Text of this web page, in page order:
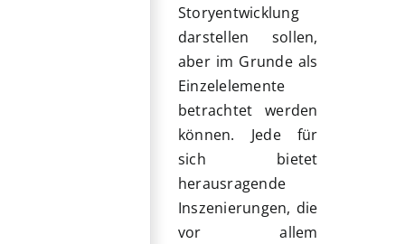
Storyentwicklung
darstellen sollen,
aber im Grunde als
Einzelelemente
betrachtet werden
können. Jede für
sich bietet
herausragende
Inszenierungen, die
vor allem